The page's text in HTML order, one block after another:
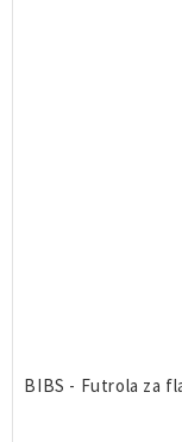
BIBS - Futrola za